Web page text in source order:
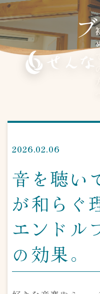
2026.02.06
音を聴い
が和らぐ
エンドル
の効果。